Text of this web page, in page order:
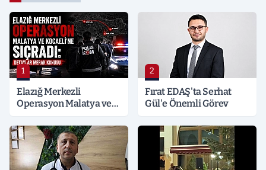
1
Elazığ Merkezli
Operasyon Malatya ve
Detaylar Merak Konusu
2
Fırat EDAŞ'ta Serhat
Gül'e Önemli Görev